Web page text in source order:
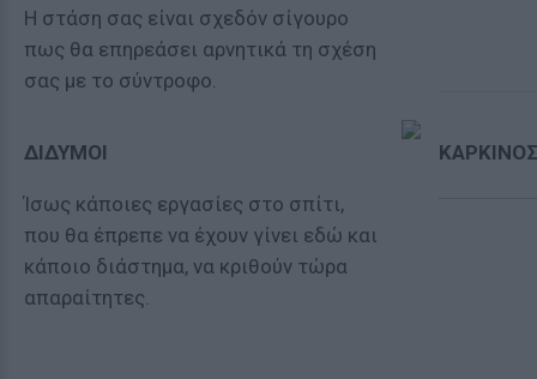
Η στάση σας είναι σχεδόν σίγουρο
πως θα επηρεάσει αρνητικά τη σχέση
σας με το σύντροφο.
ΔΙΔΥΜΟΙ
Ίσως κάποιες εργασίες στο σπίτι,
που θα έπρεπε να έχουν γίνει εδώ και
κάποιο διάστημα, να κριθούν τώρα
απαραίτητες.
ΚΑΡΚΙΝΟΣ